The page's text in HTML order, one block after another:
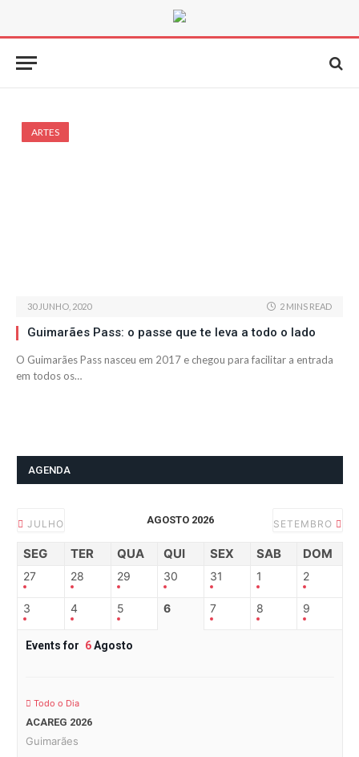
ARTES
30 JUNHO, 2020 2 MINS READ
Guimarães Pass: o passe que te leva a todo o lado
O Guimarães Pass nasceu em 2017 e chegou para facilitar a entrada
em todos os…
AGENDA
JULHO AGOSTO 2026 SETEMBRO
SEG TER QUA QUI SEX SAB DOM
27 28 29 30 31 1 2
3 4 5 6 7 8 9
Events for 6Agosto
Todo o Dia
ACAREG 2026
Guimarães